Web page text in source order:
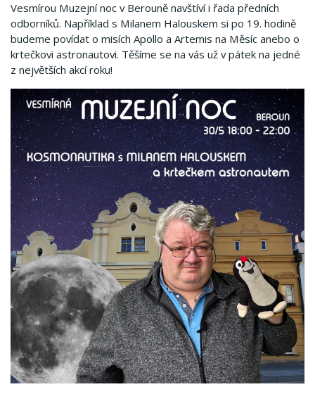
Vesmírou Muzejní noc v Berouně navštíví i řada předních
odborníků. Například s Milanem Halouskem si po 19. hodině
budeme povídat o misích Apollo a Artemis na Měsíc anebo o
krtečkovi astronautovi. Těšíme se na vás už v pátek na jedné
z největších akcí roku!